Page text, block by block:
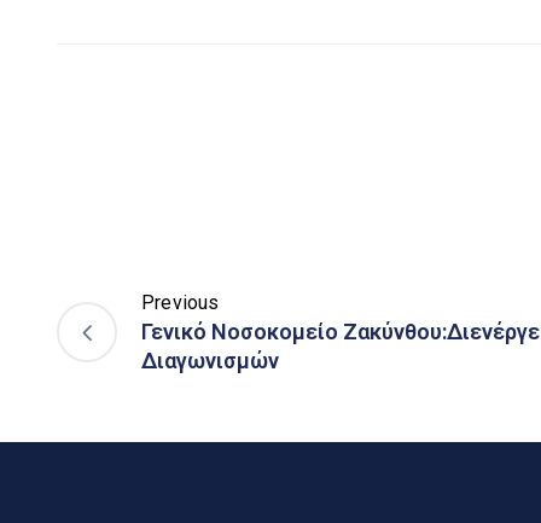
Previous
Γενικό Νοσοκομείο
Διαγωνισμών